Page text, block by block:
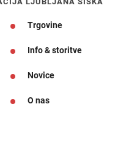
Trgovine
Info & storitve
Novice
O nas